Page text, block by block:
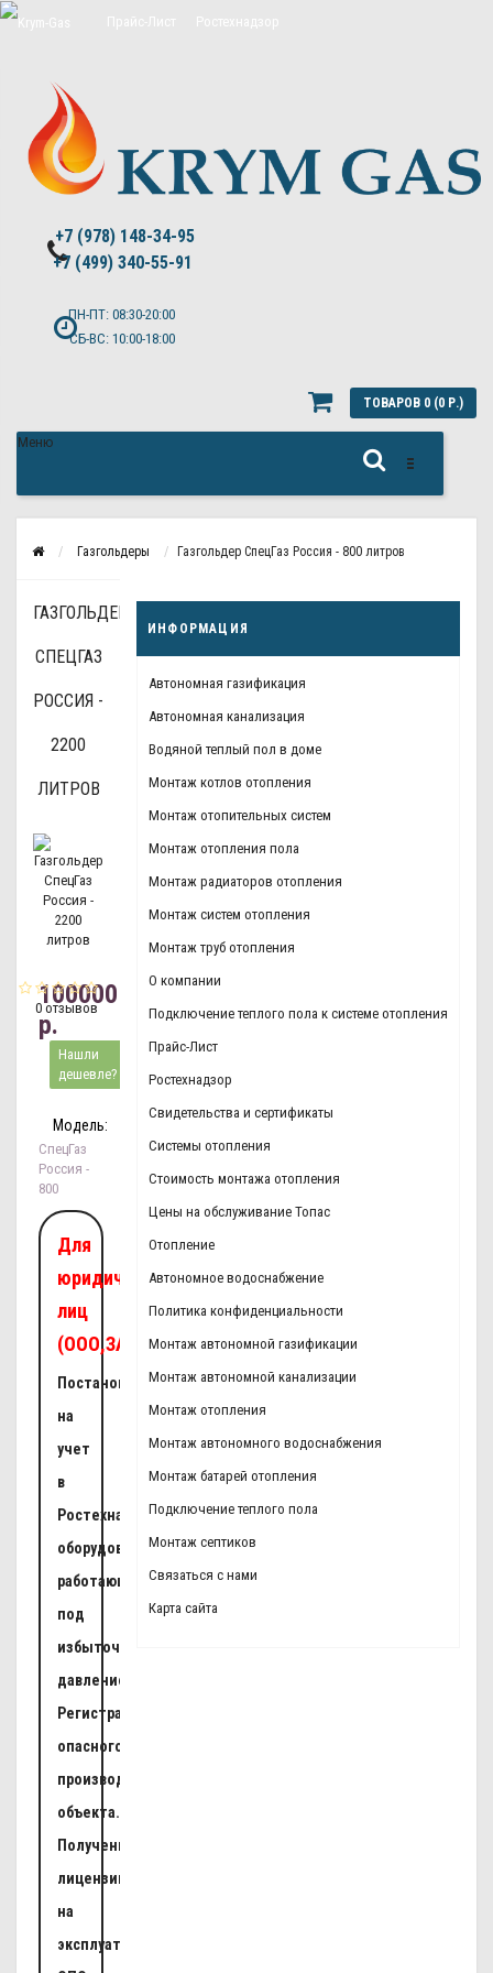
+7 (978) 148-34-95
+7 (499) 340-55-91 ​
ПН-ПТ: 08:30-20:00
СБ-ВС: 10:00-18:00
ТОВАРОВ 0 (0 Р.)
Меню
Газгольдеры Газгольдер СпецГаз Россия - 800 литров
ИНФОРМАЦИЯ
Автономная газификация
Автономная канализация
Водяной теплый пол в доме
Монтаж котлов отопления
Монтаж отопительных систем
Монтаж отопления пола
Монтаж радиаторов отопления
Монтаж систем отопления
Монтаж труб отопления
О компании
Подключение теплого пола к системе отопления
Прайс-Лист
Ростехнадзор
Свидетельства и сертификаты
Системы отопления
Стоимость монтажа отопления
Цены на обслуживание Топас
Отопление
Автономное водоснабжение
Политика конфиденциальности
Монтаж автономной газификации
Монтаж автономной канализации
Монтаж отопления
Монтаж автономного водоснабжения
Монтаж батарей отопления
Подключение теплого пола
Монтаж септиков
Связаться с нами
Карта сайта
ГАЗГОЛЬДЕР
СПЕЦГАЗ
РОССИЯ -
2200
ЛИТРОВ
0 отзывов
100000
р.
Нашли
дешевле?
Модель:
СпецГаз
Россия -
800
Для
юридических
лиц
(ООО,ЗАО,ОАО):
Постановка
на
учет
в
Ростехнадзоре
оборудования,
работающего
под
избыточным
давлением.
Регистрация
опасного
производственного
объекта.
Получение
лицензии
на
эксплуатацию